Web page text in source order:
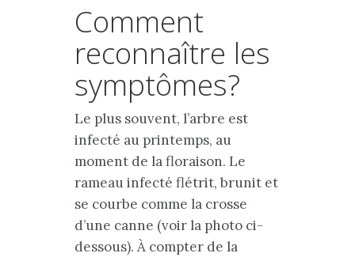
Comment
reconnaître les
symptômes?
Le plus souvent, l’arbre est
infecté au printemps, au
moment de la floraison. Le
rameau infecté flétrit, brunit et
se courbe comme la crosse
d’une canne (voir la photo ci-
dessous). À compter de la